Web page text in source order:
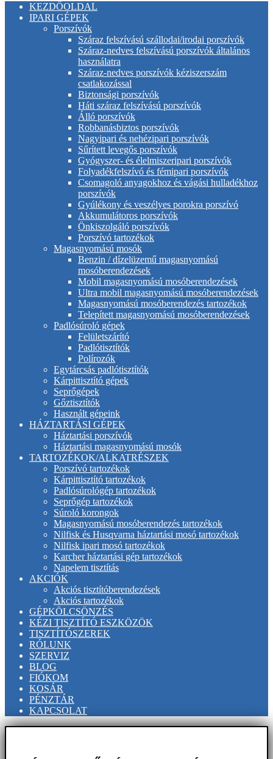
KEZDŐOLDAL
IPARI GÉPEK
Porszívók
Száraz felszívású szállodai/irodai porszívók
Száraz-nedves felszívású porszívók általános
használatra
Száraz-nedves porszívók kéziszerszám
csatlakozással
Biztonsági porszívók
Háti száraz felszívású porszívók
Álló porszívók
Robbanásbiztos porszívók
Nagyipari és nehézipari porszívók
Sűrített levegős porszívók
Gyógyszer- és élelmiszeripari porszívók
Folyadékfelszívó és fémipari porszívók
Csomagoló anyagokhoz és vágási hulladékhoz
porszívók
Gyúlékony és veszélyes porokra porszívó
Akkumulátoros porszívók
Önkiszolgáló porszívók
Porszívó tartozékok
Magasnyomású mosók
Benzin / dízelüzemű magasnyomású
mosóberendezések
Mobil magasnyomású mosóberendezések
Ultra mobil magasnyomású mosóberendezések
Magasnyomású mosóberendezés tartozékok
Telepített magasnyomású mosóberendezések
Padlósúroló gépek
Felületszárító
Padlótisztítók
Polírozók
Egytárcsás padlótisztítók
Kárpittisztító gépek
Seprőgépek
Gőztisztítók
Használt gépeink
HÁZTARTÁSI GÉPEK
Háztartási porszívók
Háztartási magasnyomású mosók
TARTOZÉKOK/ALKATRÉSZEK
Porszívó tartozékok
Kárpittisztító tartozékok
Padlósúrológép tartozékok
Seprőgép tartozékok
Súroló korongok
Magasnyomású mosóberendezés tartozékok
Nilfisk és Husqvarna háztartási mosó tartozékok
Nilfisk ipari mosó tartozékok
Karcher háztartási gép tartozékok
Napelem tisztítás
AKCIÓK
Akciós tisztítóberendezések
Akciós tartozékok
GÉPKÖLCSÖNZÉS
KÉZI TISZTÍTÓ ESZKÖZÖK
TISZTÍTÓSZEREK
RÓLUNK
SZERVIZ
BLOG
FIÓKOM
KOSÁR
PÉNZTÁR
KAPCSOLAT